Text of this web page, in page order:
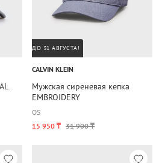
ДО 31 АВГУСТА!
CALVIN KLEIN
Мужская сиреневая кепка
EMBROIDERY
OS
15 950 ₸ 31 900 ₸